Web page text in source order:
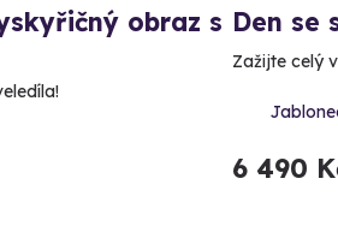
obraz s Den se
Zažijte celý
6 490